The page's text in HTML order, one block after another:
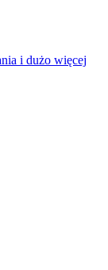
i dużo więcej